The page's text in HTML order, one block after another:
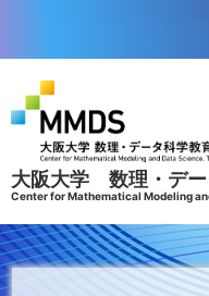
大阪大学 数理・デー
Center for Mathematical Modeling